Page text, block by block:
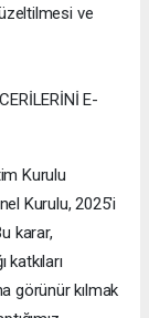
ve
E-
Kurulu
Kurulu, 2025'i
karar,
görünür kılmak